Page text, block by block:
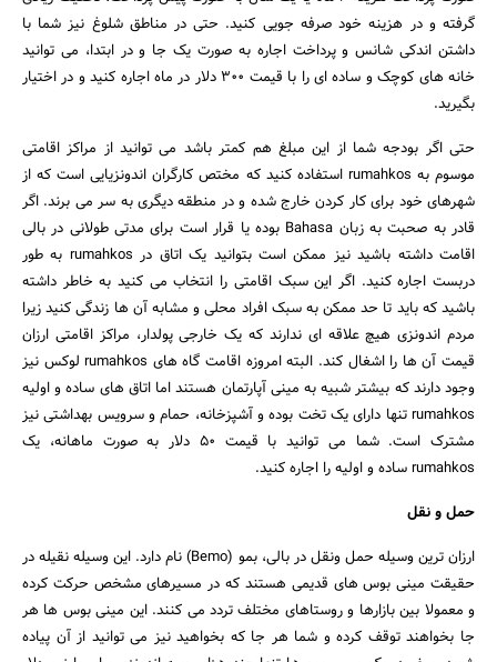
جستجو
گرفته و در هزینه خود صرفه جویی کنید. حتی در مناطق شلوغ نیز شما با
داشتن اندکی شانس و پرداخت اجاره به صورت یک جا و در ابتدا، می توانید
خانه های کوچک و ساده ای را با قیمت ۳۰۰ دلار در ماه اجاره کنید و در اختیار
بگیرید.
حتی اگر بودجه شما از این مبلغ هم کمتر باشد می توانید از مراکز اقامتی
موسوم به rumahkos استفاده کنید که مختص کارگران اندونزیایی است که از
شهرهای خود برای کار کردن خارج شده و در منطقه دیگری به سر می برند. اگر
قادر به صحبت به زبان Bahasa بوده یا قرار است برای مدتی طولانی در بالی
اقامت داشته باشید نیز ممکن است بتوانید یک اتاق در rumahkos به طور
دربست اجاره کنید. اگر این سبک اقامتی را انتخاب می کنید به خاطر داشته
باشید که باید تا حد ممکن به سبک افراد محلی و مشابه آن ها زندگی کنید زیرا
مردم اندونزی هیچ علاقه ای ندارند که یک خارجی پولدار، مراکز اقامتی ارزان
قیمت آن ها را اشغال کند. البته امروزه اقامت گاه های rumahkos لوکس نیز
وجود دارند که بیشتر شبیه به مینی آپارتمان هستند اما اتاق های ساده و اولیه
rumahkos تنها دارای یک تخت بوده و آشپزخانه، حمام و سرویس بهداشتی نیز
مشترک است. شما می توانید با قیمت ۵۰ دلار به صورت ماهانه، یک
rumahkos ساده و اولیه را اجاره کنید.
حمل و نقل
ارزان ترین وسیله حمل ونقل در بالی، بمو (Bemo) نام دارد. این وسیله نقیله در
حقیقت مینی بوس های قدیمی هستند که در مسیرهای مشخص حرکت کرده
و معمولا بین بازارها و روستاهای مختلف تردد می کنند. این مینی بوس ها هر
جا بخواهند توقف کرده و شما هر جا که بخواهید نیز می توانید از آن پیاده